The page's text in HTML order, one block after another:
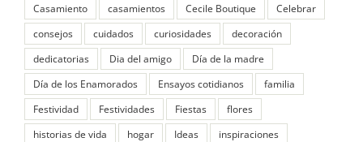
Casamiento
casamientos Cecile Boutique
Celebrar
consejos
cuidados curiosidades
decoración
dedicatorias
Dia del amigo
Día de la madre
Día de los Enamorados
Ensayos cotidianos
familia
Festividad
Festividades Fiestas
flores
historias de vida
hogar Ideas
inspiraciones